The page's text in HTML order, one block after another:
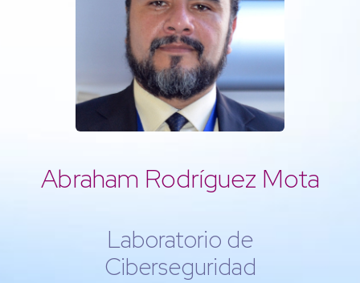
Abraham Rodríguez Mota
Laboratorio de
Ciberseguridad